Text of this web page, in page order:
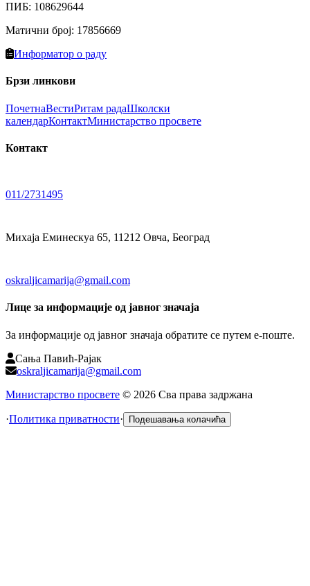
ПИБ: 108629644
Матични број: 17856669
Информатор о раду
Брзи линкови
ПочетнаВестиРитам радаШколски
календарКонтактМинистарство просвете
Контакт
011/2731495
Михаја Еминескуа 65, 11212 Овча, Београд
oskraljicamarija@gmail.com
Лице за информације од јавног значаја
За информације од јавног значаја обратите се путем е-поште.
Сања Павић-Рајак
oskraljicamarija@gmail.com
Министарство просвете © 2026 Сва права задржана
·Политика приватности· Подешавања колачића